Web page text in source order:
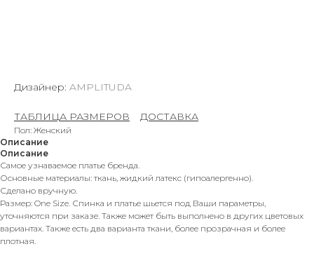
Дизайнер: AMPLITUDA
ТАБЛИЦА РАЗМЕРОВ ДОСТАВКА
Пол: Женский
Описание
Описание
Самое узнаваемое платье бренда.
Основные материалы: ткань, жидкий латекс (гипоалергенно).
Сделано вручную.
Размер: One Size. Спинка и платье шьется под Ваши параметры,
уточняются при заказе. Также может быть выполнено в других цветовых
вариантах. Также есть два варианта ткани, более прозрачная и более
плотная.